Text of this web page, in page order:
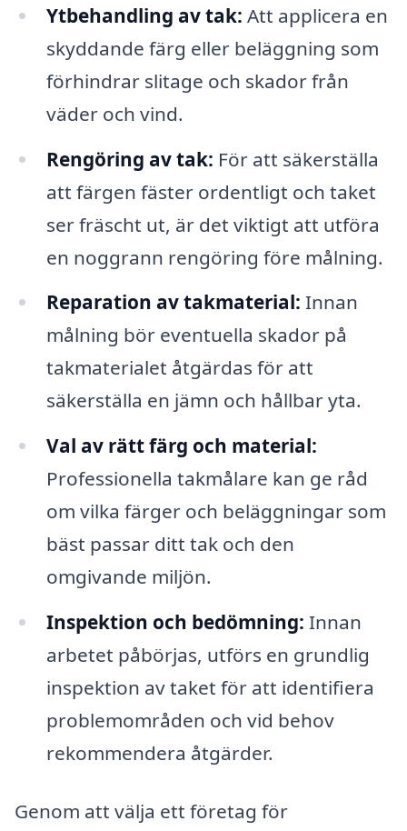
Ytbehandling av tak: Att applicera en
skyddande färg eller beläggning som
förhindrar slitage och skador från
väder och vind.
Rengöring av tak: För att säkerställa
att färgen fäster ordentligt och taket
ser fräscht ut, är det viktigt att utföra
en noggrann rengöring före målning.
Reparation av takmaterial: Innan
målning bör eventuella skador på
takmaterialet åtgärdas för att
säkerställa en jämn och hållbar yta.
Val av rätt färg och material:
Professionella takmålare kan ge råd
om vilka färger och beläggningar som
bäst passar ditt tak och den
omgivande miljön.
Inspektion och bedömning: Innan
arbetet påbörjas, utförs en grundlig
inspektion av taket för att identifiera
problemområden och vid behov
rekommendera åtgärder.
Genom att välja ett företag för